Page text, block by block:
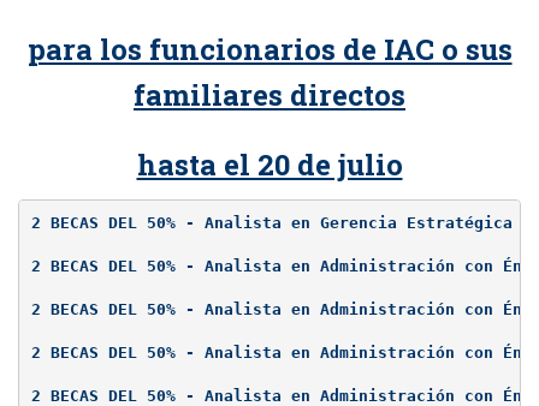
para los funcionarios de IAC o sus
familiares directos
hasta el 20 de julio
2 BECAS DEL 50% - Analista en Gerencia Estratégica
2 BECAS DEL 50% - Analista en Administración con
2 BECAS DEL 50% - Analista en Administración con
2 BECAS DEL 50% - Analista en Administración con
2 BECAS DEL 50% - Analista en Administración con